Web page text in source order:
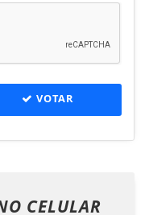
VOTAR
CELULAR